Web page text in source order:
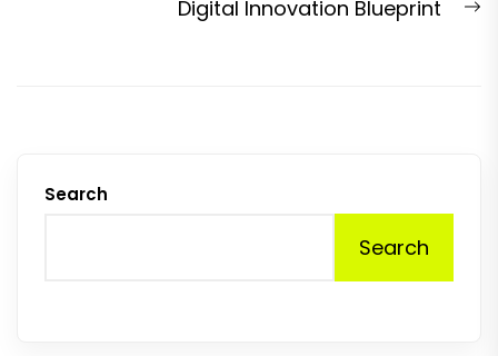
Digital Innovation Blueprint
Search
Search